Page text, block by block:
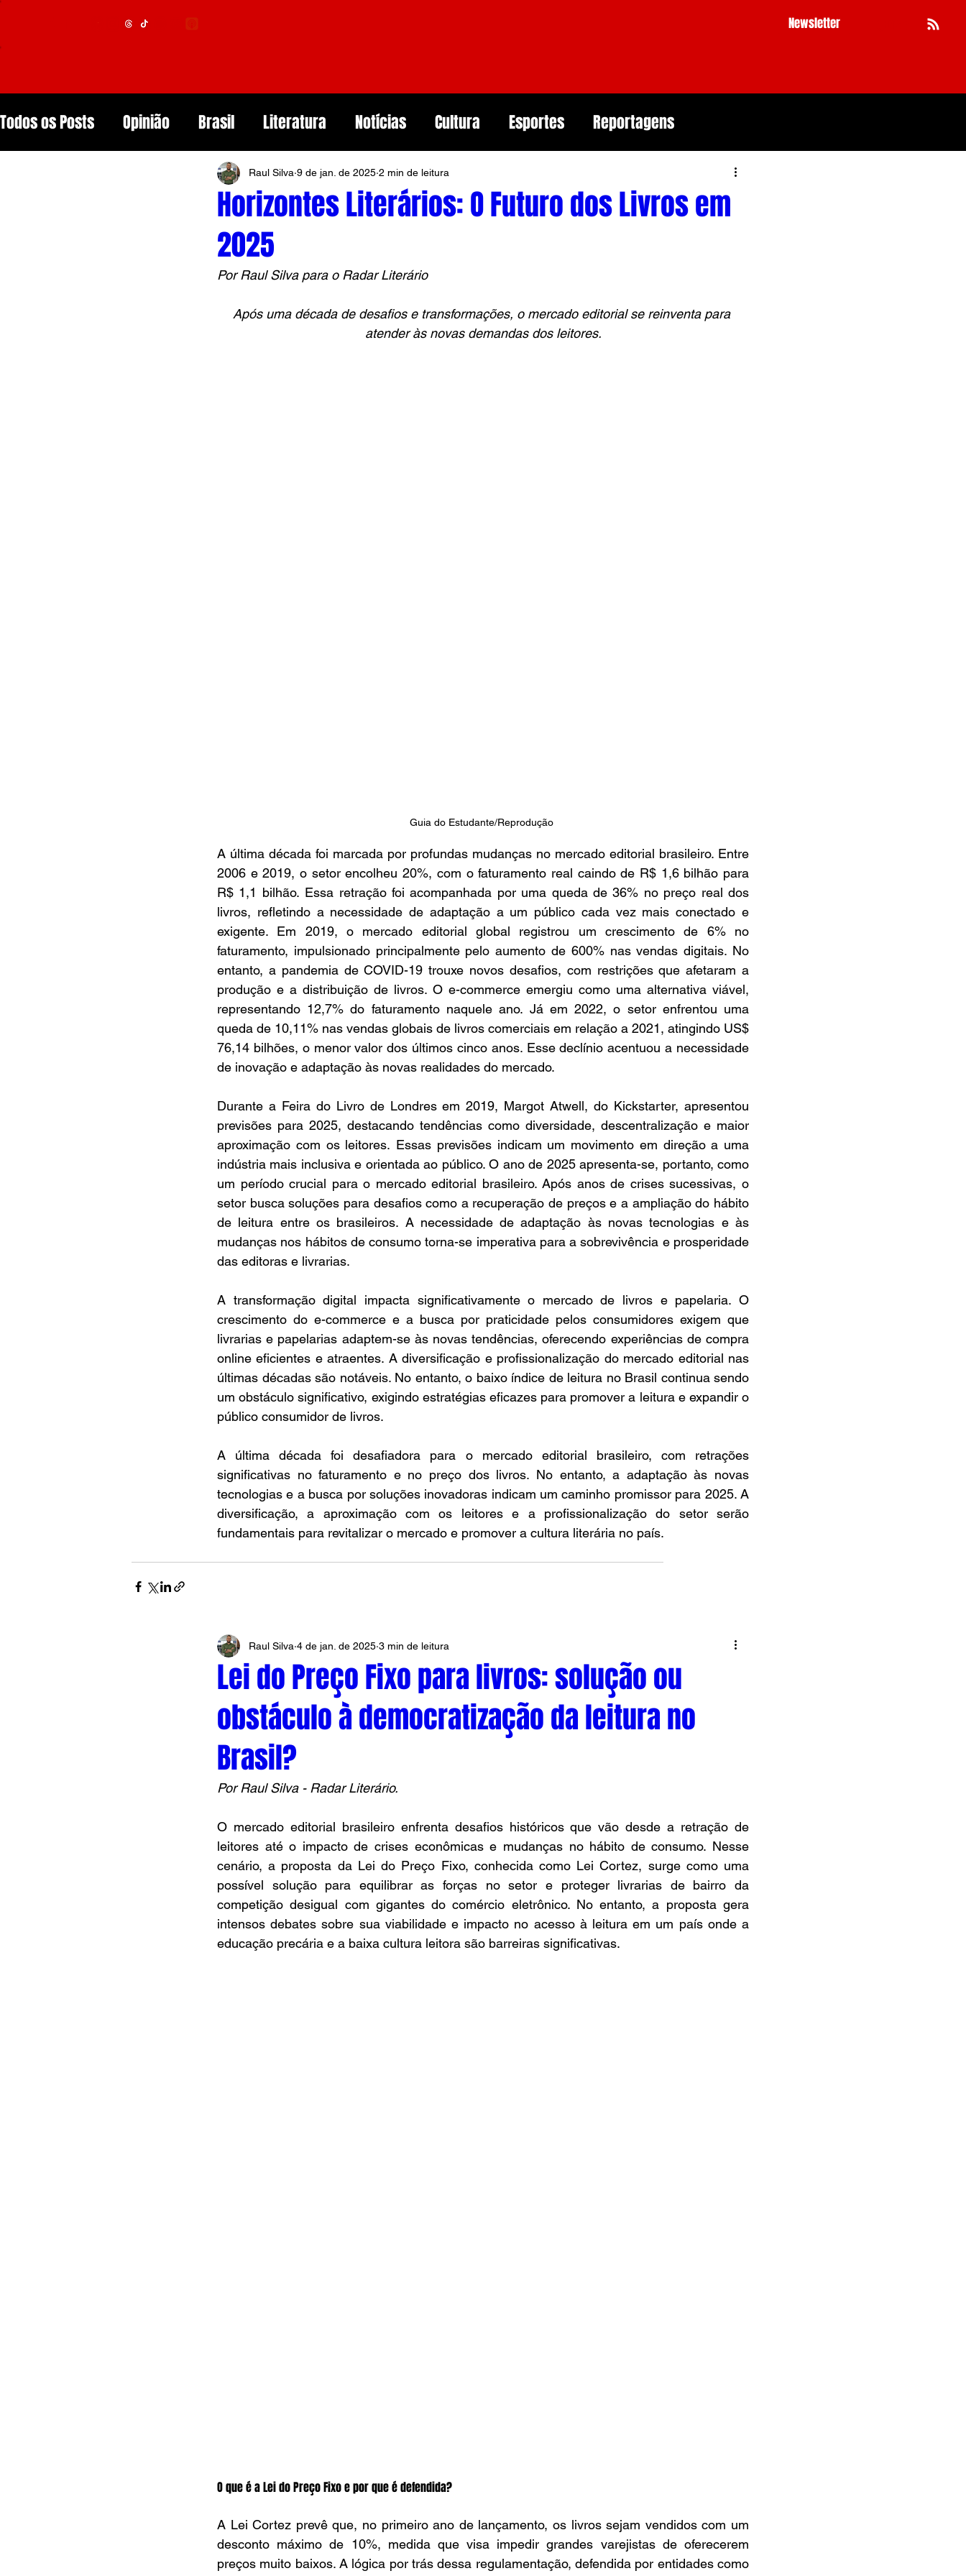
Newsletter
Todos os Posts Opinião Brasil Literatura Notícias Cultura Esportes Reportagens
Sociedade Educação Segurança
Meio ambiente
Horizontes Literários: O Futuro dos Livros em
2025
Raul Silva 9 de jan. de 2025 2 min de leitura
Por Raul Silva para o Radar Literário
Após uma década de desafios e transformações, o mercado editorial se reinventa para
atender às novas demandas dos leitores.
Guia do Estudante/Reprodução
A última década foi marcada por profundas mudanças no mercado editorial brasileiro. Entre
2006 e 2019, o setor encolheu 20%, com o faturamento real caindo de R$ 1,6 bilhão para
R$ 1,1 bilhão. Essa retração foi acompanhada por uma queda de 36% no preço real dos
livros, refletindo a necessidade de adaptação a um público cada vez mais conectado e
exigente. Em 2019, o mercado editorial global registrou um crescimento de 6% no
faturamento, impulsionado principalmente pelo aumento de 600% nas vendas digitais. No
entanto, a pandemia de COVID-19 trouxe novos desafios, com restrições que afetaram a
produção e a distribuição de livros. O e-commerce emergiu como uma alternativa viável,
representando 12,7% do faturamento naquele ano. Já em 2022, o setor enfrentou uma
queda de 10,11% nas vendas globais de livros comerciais em relação a 2021, atingindo US$
76,14 bilhões, o menor valor dos últimos cinco anos. Esse declínio acentuou a necessidade
de inovação e adaptação às novas realidades do mercado.
Durante a Feira do Livro de Londres em 2019, Margot Atwell, do Kickstarter, apresentou
previsões para 2025, destacando tendências como diversidade, descentralização e maior
aproximação com os leitores. Essas previsões indicam um movimento em direção a uma
indústria mais inclusiva e orientada ao público. O ano de 2025 apresenta-se, portanto, como
um período crucial para o mercado editorial brasileiro. Após anos de crises sucessivas, o
setor busca soluções para desafios como a recuperação de preços e a ampliação do hábito
de leitura entre os brasileiros. A necessidade de adaptação às novas tecnologias e às
mudanças nos hábitos de consumo torna-se imperativa para a sobrevivência e prosperidade
das editoras e livrarias.
A transformação digital impacta significativamente o mercado de livros e papelaria. O
crescimento do e-commerce e a busca por praticidade pelos consumidores exigem que
livrarias e papelarias adaptem-se às novas tendências, oferecendo experiências de compra
online eficientes e atraentes. A diversificação e profissionalização do mercado editorial nas
últimas décadas são notáveis. No entanto, o baixo índice de leitura no Brasil continua sendo
um obstáculo significativo, exigindo estratégias eficazes para promover a leitura e expandir o
público consumidor de livros.
A última década foi desafiadora para o mercado editorial brasileiro, com retrações
significativas no faturamento e no preço dos livros. No entanto, a adaptação às novas
tecnologias e a busca por soluções inovadoras indicam um caminho promissor para 2025. A
diversificação, a aproximação com os leitores e a profissionalização do setor serão
fundamentais para revitalizar o mercado e promover a cultura literária no país.
Lei do Preço Fixo para livros: solução ou
obstáculo à democratização da leitura no
Brasil?
Raul Silva 4 de jan. de 2025 3 min de leitura
Por Raul Silva - Radar Literário.
O mercado editorial brasileiro enfrenta desafios históricos que vão desde a retração de
leitores até o impacto de crises econômicas e mudanças no hábito de consumo. Nesse
cenário, a proposta da Lei do Preço Fixo, conhecida como Lei Cortez, surge como uma
possível solução para equilibrar as forças no setor e proteger livrarias de bairro da
competição desigual com gigantes do comércio eletrônico. No entanto, a proposta gera
intensos debates sobre sua viabilidade e impacto no acesso à leitura em um país onde a
educação precária e a baixa cultura leitora são barreiras significativas.
O que é a Lei do Preço Fixo e por que é defendida?
A Lei Cortez prevê que, no primeiro ano de lançamento, os livros sejam vendidos com um
desconto máximo de 10%, medida que visa impedir grandes varejistas de oferecerem
preços muito baixos. A lógica por trás dessa regulamentação, defendida por entidades como